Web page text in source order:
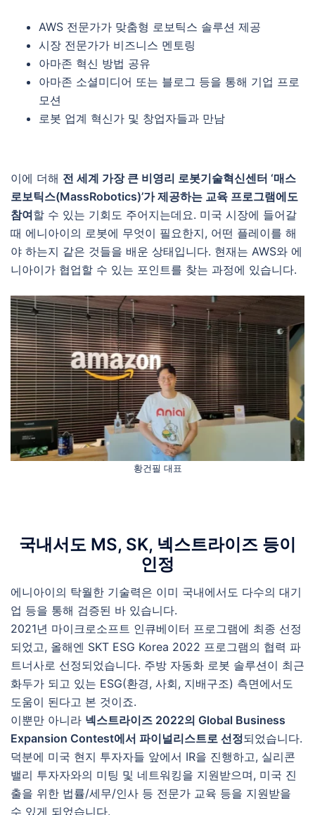
AWS 전문가가 맞춤형 로보틱스 솔루션 제공
시장 전문가가 비즈니스 멘토링
아마존 혁신 방법 공유
아마존 소셜미디어 또는 블로그 등을 통해 기업 프로
모션
로봇 업계 혁신가 및 창업자들과 만남
이에 더해 전 세계 가장 큰 비영리 로봇기술혁신센터 ‘매스
로보틱스(MassRobotics)’가 제공하는 교육 프로그램에도
참여할 수 있는 기회도 주어지는데요. 미국 시장에 들어갈
때 에니아이의 로봇에 무엇이 필요한지, 어떤 플레이를 해
야 하는지 같은 것들을 배운 상태입니다. 현재는 AWS와 에
니아이가 협업할 수 있는 포인트를 찾는 과정에 있습니다.
황건필 대표
국내서도 MS, SK, 넥스트라이즈 등이
인정
에니아이의 탁월한 기술력은 이미 국내에서도 다수의 대기
업 등을 통해 검증된 바 있습니다.
2021년 마이크로소프트 인큐베이터 프로그램에 최종 선정
되었고, 올해엔 SKT ESG Korea 2022 프로그램의 협력 파
트너사로 선정되었습니다. 주방 자동화 로봇 솔루션이 최근
화두가 되고 있는 ESG(환경, 사회, 지배구조) 측면에서도
도움이 된다고 본 것이죠.
이뿐만 아니라 넥스트라이즈 2022의 Global Business
Expansion Contest에서 파이널리스트로 선정되었습니다.
덕분에 미국 현지 투자자들 앞에서 IR을 진행하고, 실리콘
밸리 투자자와의 미팅 및 네트워킹을 지원받으며, 미국 진
출을 위한 법률/세무/인사 등 전문가 교육 등을 지원받을
수 있게 되었습니다.